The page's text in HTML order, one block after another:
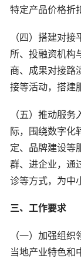
特定产品价格折
（四）搭建对
所、投融资机构
商、成果对接路
接等活动，搭建
（五）推动服
际，围绕数字化
定、品牌建设等
群、进企业，通
诊等方式，为中
三、工作要求
（一）加强组
当地产业特色和